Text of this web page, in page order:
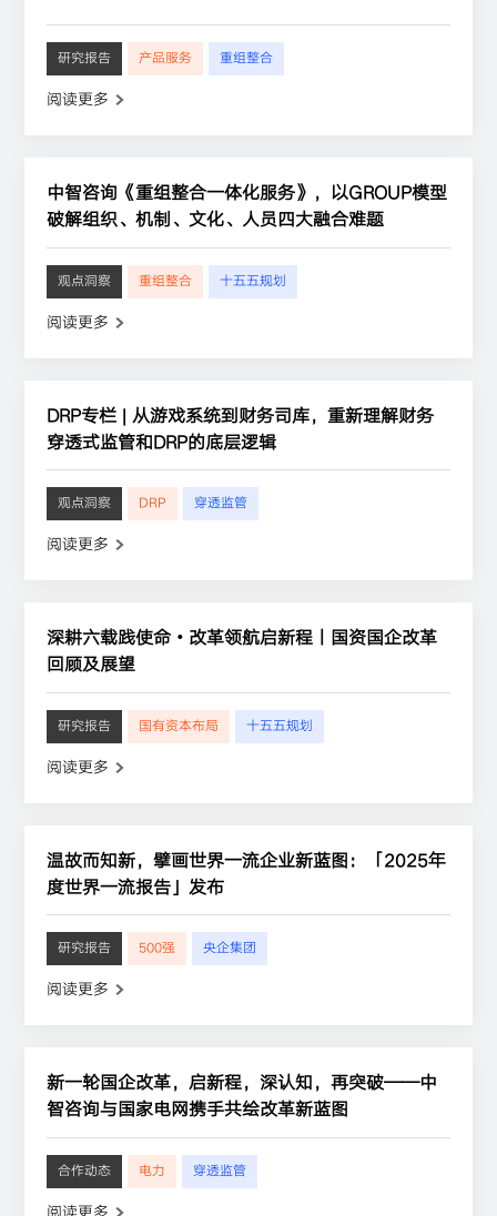
研究报告 产品服务 重组整合
阅读更多
中智咨询《重组整合一体化服务》，以GROUP模型
破解组织、机制、文化、人员四大融合难题
观点洞察 重组整合 十五五规划
阅读更多
DRP专栏 | 从游戏系统到财务司库，重新理解财务
穿透式监管和DRP的底层逻辑
观点洞察 DRP 穿透监管
阅读更多
深耕六载践使命・改革领航启新程丨国资国企改革
回顾及展望
研究报告 国有资本布局 十五五规划
阅读更多
温故而知新，擘画世界一流企业新蓝图：「2025年
度世界一流报告」发布
研究报告 500强 央企集团
阅读更多
新一轮国企改革，启新程，深认知，再突破——中
智咨询与国家电网携手共绘改革新蓝图
合作动态 电力 穿透监管
阅读更多